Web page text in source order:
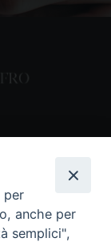
per
anche per
semplici",